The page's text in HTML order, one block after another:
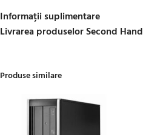
Informații suplimentare
Livrarea produselor Second Hand
Produse similare